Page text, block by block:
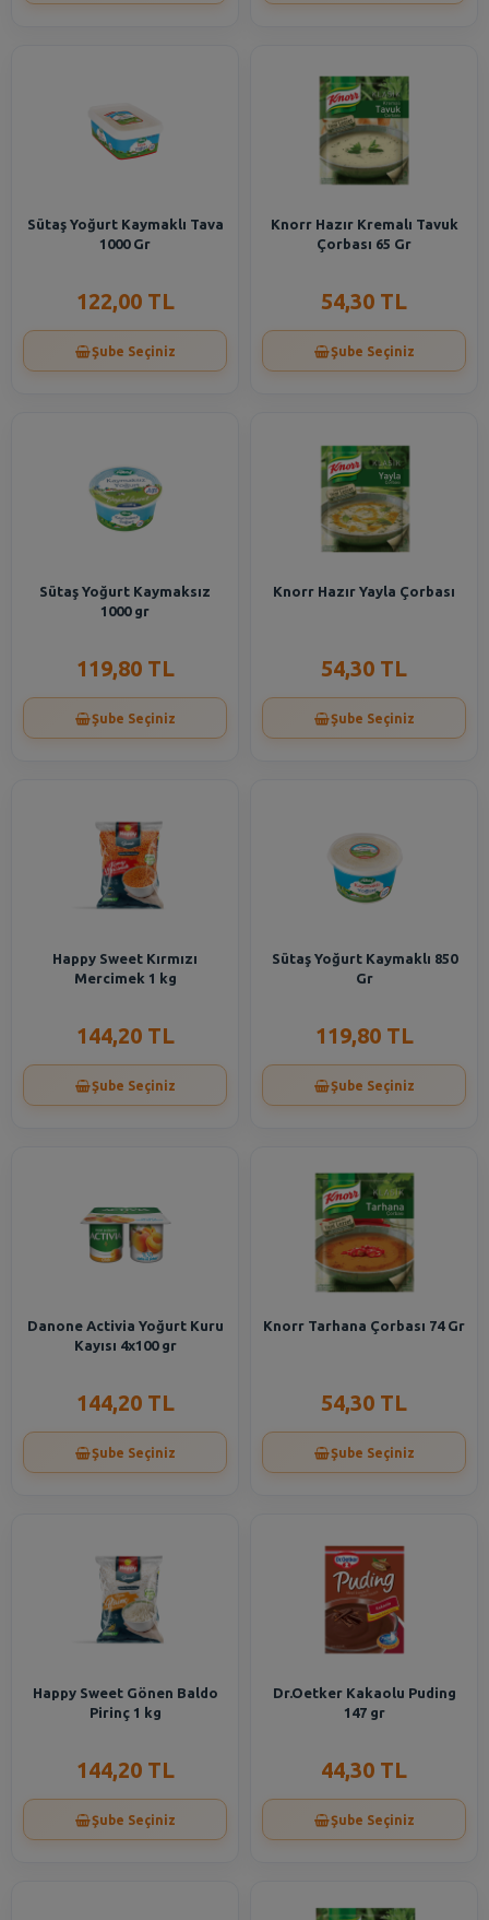
Sütaş Yoğurt Kaymaklı Tava
1000 Gr
122,00 TL
Şube Seçiniz
Knorr Hazır Kremalı Tavuk
Çorbası 65 Gr
54,30 TL
Şube Seçiniz
Sütaş Yoğurt Kaymaksız
1000 gr
119,80 TL
Şube Seçiniz
Knorr Hazır Yayla Çorbası
54,30 TL
Şube Seçiniz
Happy Sweet Kırmızı
Mercimek 1 kg
144,20 TL
Şube Seçiniz
Sütaş Yoğurt Kaymaklı 850
Gr
119,80 TL
Şube Seçiniz
Danone Activia Yoğurt Kuru
Kayısı 4x100 gr
144,20 TL
Şube Seçiniz
Knorr Tarhana Çorbası 74 Gr
54,30 TL
Şube Seçiniz
Happy Sweet Gönen Baldo
Pirinç 1 kg
144,20 TL
Şube Seçiniz
Dr.Oetker Kakaolu Puding
147 gr
44,30 TL
Şube Seçiniz